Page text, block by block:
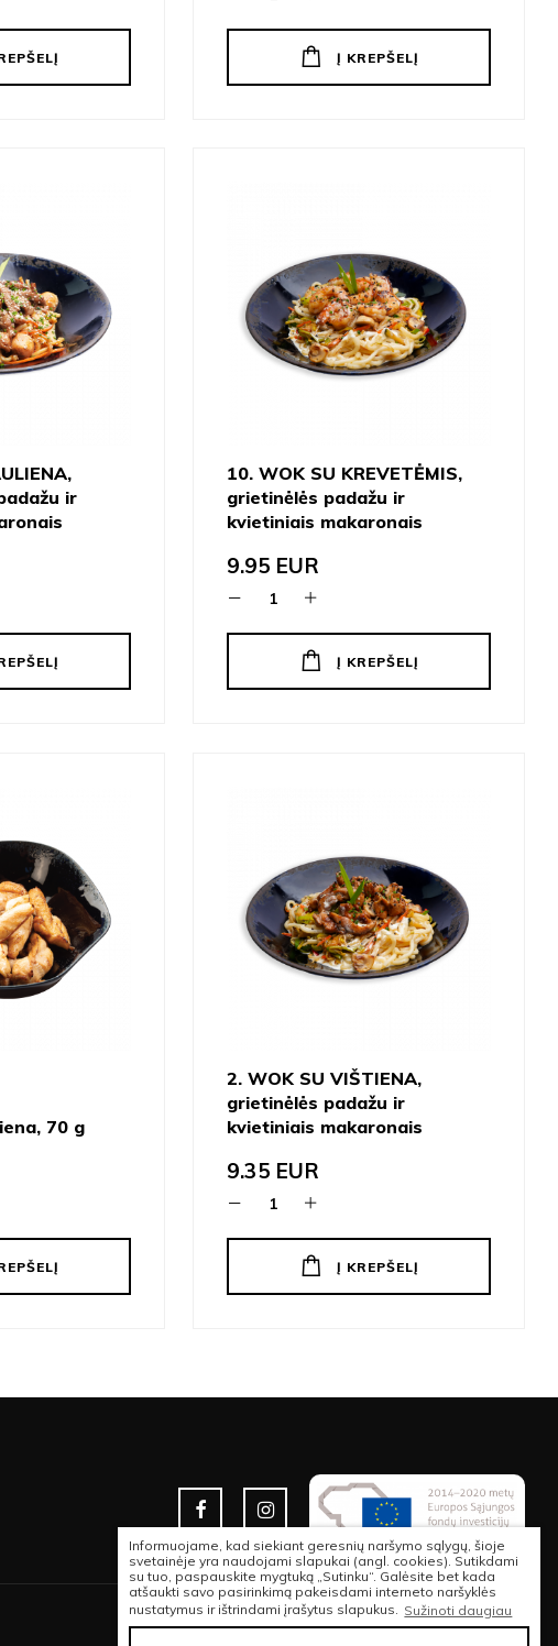
Informuojame, kad siekiant geresnių naršymo sąlygų, šioje
svetainėje yra naudojami slapukai (angl. cookies). Sutikdami
su tuo, paspauskite mygtuką „Sutinku“. Galėsite bet kada
atšaukti savo pasirinkimą pakeisdami interneto naršyklės
nustatymus ir ištrindami įrašytus slapukus. Sužinoti daugiau
Į KREPŠELĮ
ir
10. WOK SU KREVETĖMIS,
grietinėlės padažu ir
kvietiniais makaronais
9.95 EUR
Į KREPŠELĮ
70 g
2. WOK SU VIŠTIENA,
grietinėlės padažu ir
kvietiniais makaronais
9.35 EUR
Į KREPŠELĮ
© 2026 VISOS TEISĖS SAUGOMOS | SHAKESNACK